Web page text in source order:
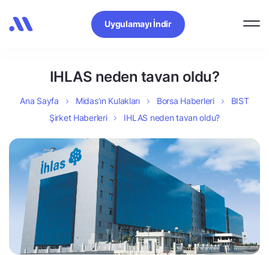
Uygulamayı İndir
IHLAS neden tavan oldu?
Ana Sayfa Midas’ın Kulakları Borsa Haberleri
BIST
Şirket Haberleri
IHLAS neden tavan oldu?